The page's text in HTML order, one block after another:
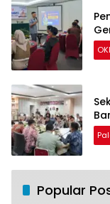
Popular